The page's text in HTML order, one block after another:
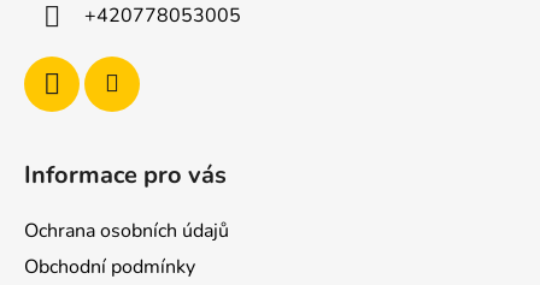
+420778053005
Informace pro vás
Ochrana osobních údajů
Obchodní podmínky